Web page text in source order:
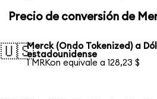
Precio de conversión de
🇺🇸Merck (Ondo Tokenized) a
estadounidense
1 MRKon equivale a 128,23 $